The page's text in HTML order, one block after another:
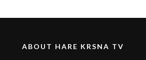
ABOUT HARE KRSNA TV